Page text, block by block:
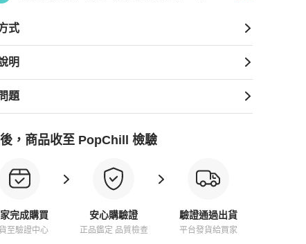
式
明
題
後，商品收至 PopChill 檢驗
完成購買
至驗證中心
安心購驗證
正品鑑定 品質檢查
驗證通過出貨
平台發貨給買家